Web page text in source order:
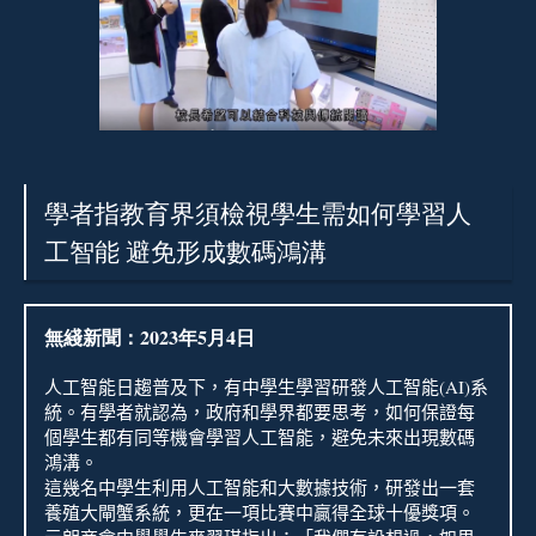
學者指教育界須檢視學生需如何學習人
工智能 避免形成數碼鴻溝
無綫新聞：2023年5月4日
人工智能日趨普及下，有中學生學習研發人工智能(AI)系
統。有學者就認為，政府和學界都要思考，如何保證每
個學生都有同等機會學習人工智能，避免未來出現數碼
鴻溝。
這幾名中學生利用人工智能和大數據技術，研發出一套
養殖大閘蟹系統，更在一項比賽中贏得全球十優獎項。